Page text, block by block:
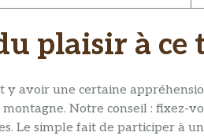
plaisir à ce
y avoir une certaine
Notre conseil : fixez-
Le simple fait de participer à